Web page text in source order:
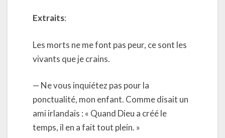
Extraits:
Les morts ne me font pas peur, ce sont les
vivants que je crains.
— Ne vous inquiétez pas pour la
ponctualité, mon enfant. Comme disait un
ami irlandais : « Quand Dieu a créé le
temps, il en a fait tout plein. »